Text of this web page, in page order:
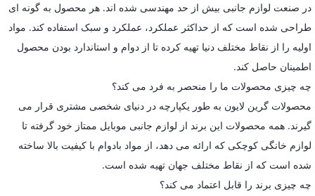
در صنعت لوازم جانبی بیش از حد مهندسی شده اند. هر محصول به گونه ای
طراحی شده است که از حداکثر عملکرد، عملکرد و سبک استفاده کند. مواد
اولیه را از نقاط مختلف دنیا تهیه کرده تا از دوام و استاندارد بودن محصول
اطمینان حاصل کند.
چه چیزی محصولات ما را منحصر به فرد می کند؟
محصولات گرین لایون به طور یکپارچه در دنیای شخصی مشتری قرار می
گیرند. همه محصولات این برند از لوازم جانبی موبایل ممتاز خود گرفته تا
لوازم خانگی کوچکی که ارائه می دهد، از مواد بادوام با کیفیت بالا ساخته
شده است که از نقاط مختلف جهان تهیه شده است.
چه چیزی برند را قابل اعتماد می کند؟